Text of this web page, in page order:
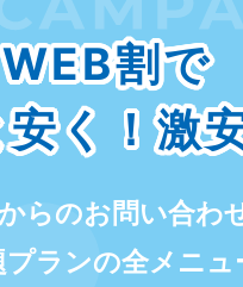
WEB割で
く！激
らのお問い合わ
ランの全メニュ